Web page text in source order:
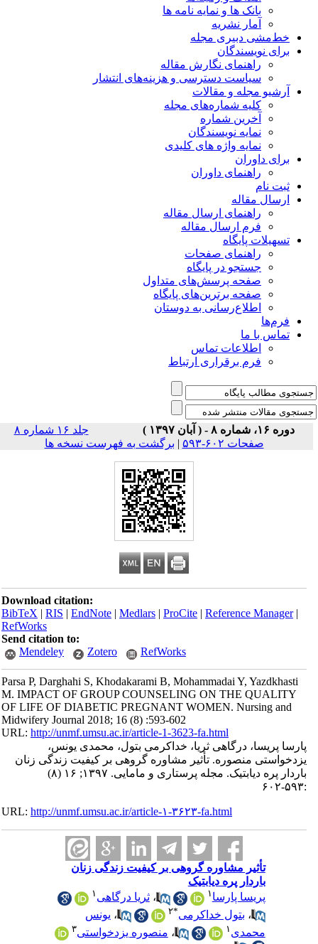
بانک ها و نمایه نامه ها
آمار نشریه
خط‌مشی دبیری مجله
برای نویسندگان
راهنمای نگارش مقاله
سیاست دسترسی و هزینه‌های انتشار
آرشیو مجله و مقالات
کلیه شماره‌های مجله
آخرین شماره
نمایه نویسندگان
نمایه واژه های کلیدی
برای داوران
راهنمای داوران
ثبت نام
ارسال مقاله
راهنمای ارسال مقاله
فرم ارسال مقاله
تسهیلات پایگاه
راهنمای صفحات
جستجو در پایگاه
صفحه پرسش‌های متداول
صفحه برترین‌های پایگاه
اطلاع‌رسانی به دوستان
فرم‌ها
تماس با ما
اطلاعات تماس
فرم برقراری ارتباط
دوره ۱۶، شماره ۸ - ( آبان ۱۳۹۷ )
جلد ۱۶ شماره ۸
صفحات ۶۰۲-۵۹۳
|برگشت به فهرست نسخه ها
Download citation:
BibTeX|RIS|EndNote|Medlars|ProCite|Reference Manager
RefWorks
Send citation to:
Mendeley
Zotero RefWorks
Parsa P, Darghahi S, Khodakarami B, Mohammadai Y, Yazdkhasti
M. IMPACT OF GROUP COUNSELING ON THE QUALITY
OF LIFE OF DIABETIC PREGNANT WOMEN. Nursing and
Midwifery Journal 2018; 16 (8) :593-602
URL:http://unmf.umsu.ac.ir/article-1-3623-fa.html
پارسا پریسا، درگاهی ثریا، خداکرمی بتول، محمدی یونس،
یزدخواستی منصوره. تأثیر مشاوره گروهی بر کیفیت زندگی زنان
باردار پره دیابتیک. مجله پرستاری و مامایی. ۱۳۹۷; ۱۶ (۸)
URL:http://unmf.umsu.ac.ir/article-۱-۳۶۲۳-fa.html
تأثیر مشاوره گروهی بر کیفیت زندگی زنان
باردار پره دیابتیک
پریسا پارسا
،ثریا درگاهی
،بتول خداکرمی ۲ ،یونس
محمدی
،منصوره یزدخواستی